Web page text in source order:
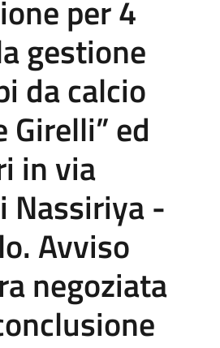
per 4
gestione
da calcio
Girelli” ed
in via
Nassiriya -
Avviso
negoziata